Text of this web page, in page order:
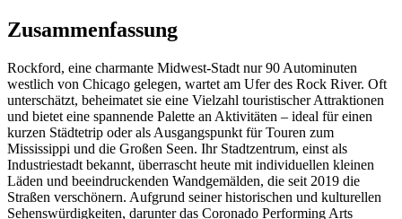
Zusammenfassung
Rockford, eine charmante Midwest-Stadt nur 90 Autominuten
westlich von Chicago gelegen, wartet am Ufer des Rock River. Oft
unterschätzt, beheimatet sie eine Vielzahl touristischer Attraktionen
und bietet eine spannende Palette an Aktivitäten – ideal für einen
kurzen Städtetrip oder als Ausgangspunkt für Touren zum
Mississippi und die Großen Seen. Ihr Stadtzentrum, einst als
Industriestadt bekannt, überrascht heute mit individuellen kleinen
Läden und beeindruckenden Wandgemälden, die seit 2019 die
Straßen verschönern. Aufgrund seiner historischen und kulturellen
Sehenswürdigkeiten, darunter das Coronado Performing Arts